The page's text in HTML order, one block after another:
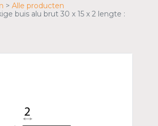
Alle producten
buis alu brut 30 x 15 x 2 lengte :